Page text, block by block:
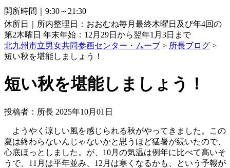
開所時間｜9:30～21:30
休所日｜所内整理日：おおむね毎月最終木曜日及び年4回の
第2木曜日 年末年始：12月29日から翌年1月3日まで
北九州市立男女共同参画センター・ムーブ > 所長ブログ >
短い秋を堪能しましょう！
短い秋を堪能しましょう！
投稿者：所長 2025年10月01日
ようやく涼しい風を感じられる秋がやってきました。この
夏は終わらないんじゃないかと思うほど猛暑が続いたので、
心底ほっとしました。が、10月の気温は例年に比べて高いそ
うで、11月は平年並み、12月は寒くなるかも、という予報が